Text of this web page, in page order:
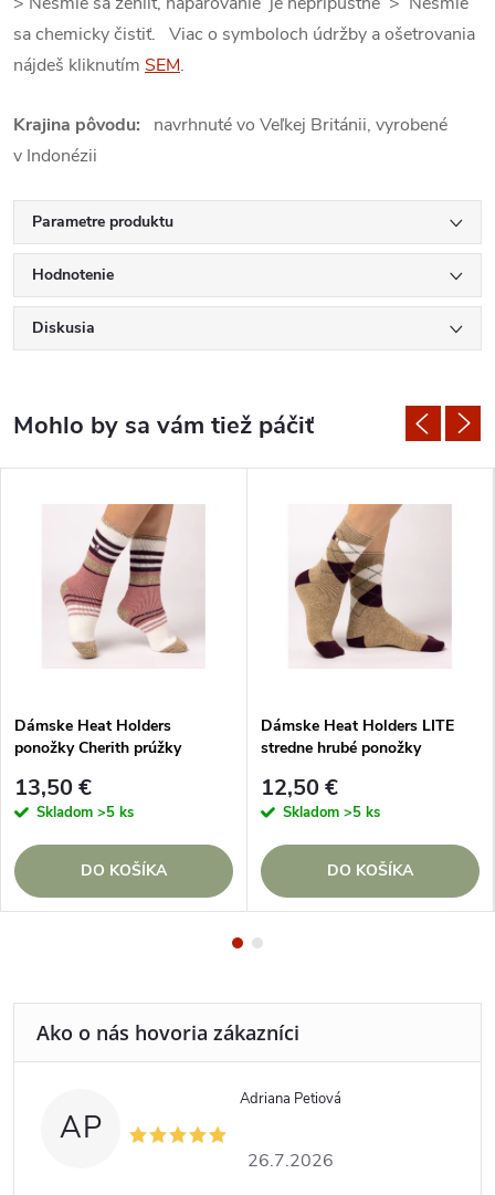
sa chemicky čistiť. Viac o symboloch údržby a ošetrovania
nájdeš kliknutím SEM.
Krajina pôvodu: navrhnuté vo Veľkej Británii, vyrobené
v Indonézii
Parametre produktu
Hodnotenie
Diskusia
Dámske Heat Holders
ponožky Cherith prúžky
13,50 €
Skladom >5 ks
DO KOŠÍKA
Dámske Heat Holders LITE
stredne hrubé ponožky
12,50 €
Skladom >5 ks
DO KOŠÍKA
AP
Adriana Petiová
26.7.2026